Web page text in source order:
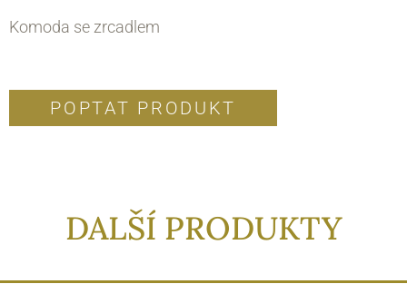
Komoda se zrcadlem
POPTAT PRODUKT
DALŠÍ PRODUKTY